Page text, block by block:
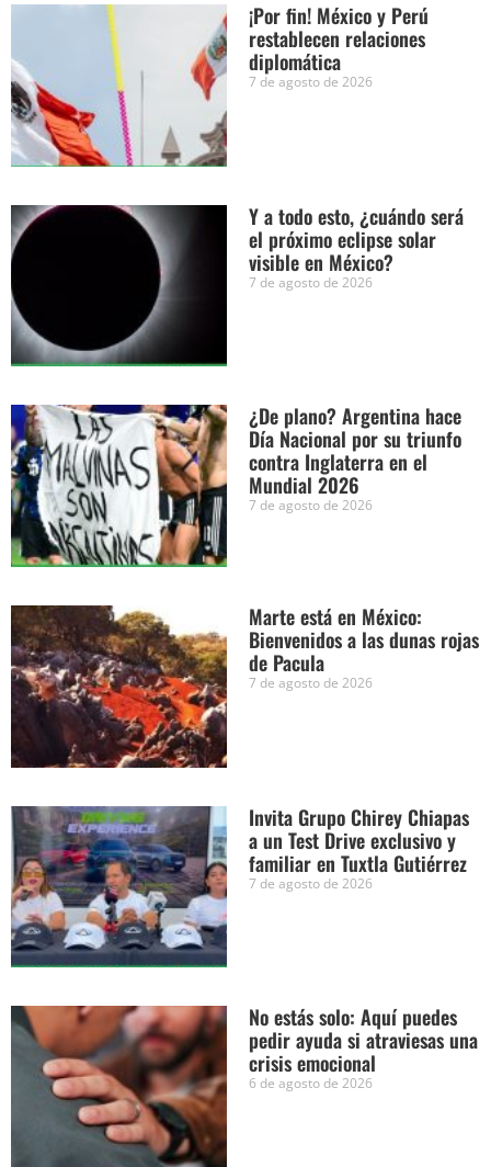
¡Por fin! México y Perú
restablecen relaciones
diplomática
7 de agosto de 2026
Y a todo esto, ¿cuándo será
el próximo eclipse solar
visible en México?
7 de agosto de 2026
¿De plano? Argentina hace
Día Nacional por su triunfo
contra Inglaterra en el
Mundial 2026
7 de agosto de 2026
Marte está en México:
Bienvenidos a las dunas rojas
de Pacula
7 de agosto de 2026
Invita Grupo Chirey Chiapas
a un Test Drive exclusivo y
familiar en Tuxtla Gutiérrez
7 de agosto de 2026
No estás solo: Aquí puedes
pedir ayuda si atraviesas una
crisis emocional
6 de agosto de 2026